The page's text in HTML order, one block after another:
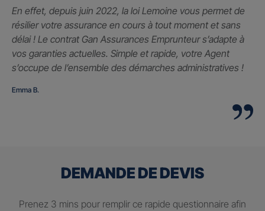
En effet, depuis juin 2022, la loi Lemoine vous permet de
résilier votre assurance en cours à tout moment et sans
délai ! Le contrat Gan Assurances Emprunteur s’adapte à
vos garanties actuelles. Simple et rapide, votre Agent
s’occupe de l’ensemble des démarches administratives !
Emma B.
DEMANDE DE DEVIS
Prenez 3 mins pour remplir ce rapide questionnaire afin